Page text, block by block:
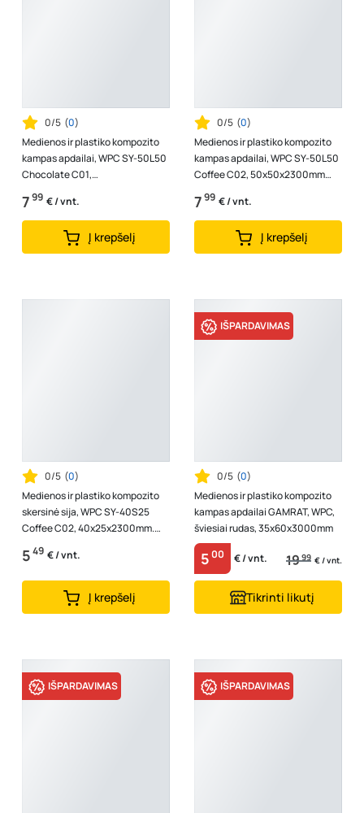
0/5 (0)
Medienos ir plastiko kompozito
kampas apdailai, WPC SY-50L50
Chocolate C01,
50x50x2300mm. 1vnt.-2,3m.
799 € / vnt.
Į krepšelį
0/5 (0)
Medienos ir plastiko kompozito
kampas apdailai, WPC SY-50L50
Coffee C02, 50x50x2300mm
1vnt.-2,3m.
799 € / vnt.
Į krepšelį
0/5 (0)
Medienos ir plastiko kompozito
skersinė sija, WPC SY-40S25
Coffee C02, 40x25x2300mm.
1vnt.-2,3m.
549 € / vnt.
Į krepšelį
IŠPARDAVIMAS
0/5 (0)
Medienos ir plastiko kompozito
kampas apdailai GAMRAT, WPC,
šviesiai rudas, 35x60x3000mm
500 € / vnt. 1999 € / vnt.
Tikrinti likutį
IŠPARDAVIMAS IŠPARDAVIMAS